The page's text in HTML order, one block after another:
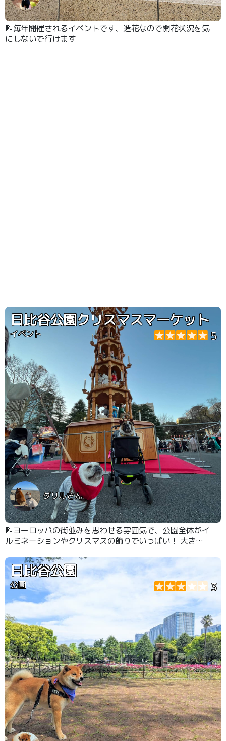
📝毎年開催されるイベントです、造花なので開花状況を気
にしないで行けます
日比谷公園クリスマスマーケット
イベント 5
ダリルさん
📝ヨーロッパの街並みを思わせる雰囲気で、公園全体がイ
ルミネーションやクリスマスの飾りでいっぱい！ 大きな
めポイントです📸🐶 #イルミネーション
日比谷公園
公園 3